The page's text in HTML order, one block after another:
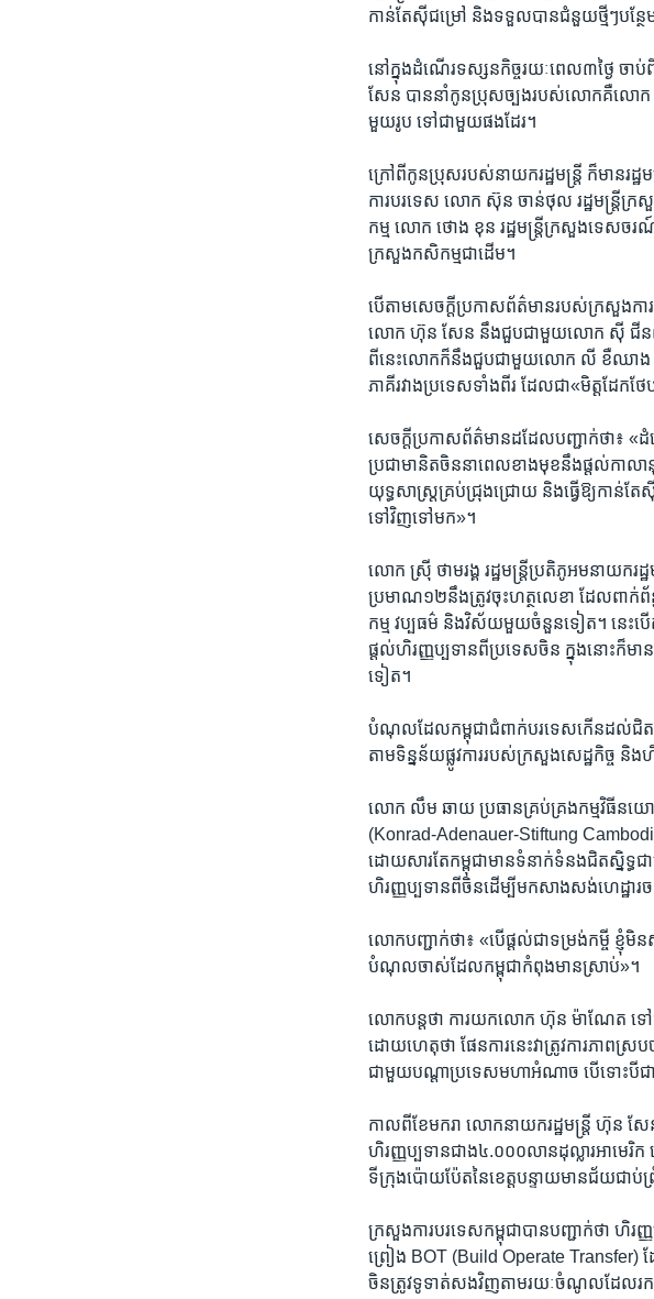
កាន់​តែ​ស៊ី​ជម្រៅ ​និងទទួល​បានជំនួយ​ថ្មីៗ​បន្
នៅ​ក្នុង​ដំណើរ​ទស្សន​កិច្ច​រយៈ​ពេល​៣​ថ្ងៃ ​ចាប់​
សែន ​បាន​នាំ​កូន​ប្រុស​ច្បង​របស់​លោក​គឺ​លោក
មួយ​រូប ​ទៅ​ជាមួយ​ផង​ដែរ។​
ក្រៅ​ពី​កូន​ប្រុស​របស់​នាយក​រដ្ឋមន្រ្តី ​ក៏​មាន​រដ្
ការ​បរទេស លោក ​ស៊ុន ចាន់ថុល ​រដ្ឋមន្ត្រី​ក្
កម្ម​ លោក ​ថោង ខុន ​រដ្ឋមន្ត្រី​ក្រសួង​ទេសចរ
ក្រសួង​កសិកម្ម​ជាដើម។​
បើ​តាម​សេចក្តី​ប្រកាស​ព័ត៌មាន​របស់​ក្រសួង​ការ​
លោក​ ហ៊ុន សែន​ នឹង​ជួប​ជាមួយ​លោក ​ស៊ី ជីនពី
ពីនេះ​លោក​ក៏​នឹង​ជួប​ជាមួយ​លោក ​លី ខឺឈាង​ នា
ភាគី​រវាង​ប្រទេស​ទាំង​ពីរ ​ដែល​ជា​«មិត្ត​ដែក​ថែ
សេចក្តី​ប្រកាស​ព័ត៌មាន​ដដែល​បញ្ជាក់​ថា៖​ «ដំ
ប្រជាមានិត​ចិន​នា​ពេល​ខាង​មុខ​នឹ​ងផ្តល់​កាលា​នុ
យុទ្ធ​សាស្ត្រ​គ្រប់​ជ្រុង​ជ្រោយ ​និង​ធ្វើ​ឱ្យ​កាន់​
ទៅ​វិញ​ទៅ​មក»។​
លោក ស្រ៊ី ថាមរង្គ​ រដ្ឋមន្ត្រី​ប្រតិភូ​អម​នាយក​
ប្រមាណ​១២​នឹង​ត្រូវ​ចុះ​ហត្ថលេខា ​ដែល​ពាក់​ព័
កម្ម ​វប្ប​ធម៌ ​និង​វិស័យ​មួយ​ចំនួន​ទៀត។ ​នេះ​បើ​
ផ្ដល់​ហិរញ្ញ​ប្បទាន​ពី​ប្រទេស​ចិន ​ក្នុង​នោះ​ក៏​
ទៀត។​
បំណុល​ដែល​កម្ពុជា​ជំពាក់​បរទេស​កើន​ដល់​ជិត​
តាម​ទិន្នន័យ​ផ្លូវ​ការ​របស់​ក្រសួង​សេដ្ឋកិច្ច ​និង​
លោក​ លឹម ឆាយ ​ប្រធាន​គ្រប់​គ្រង​កម្ម​វិធី​នយ
(Konrad-Adenauer-Stiftung
ដោយ​សារ​តែ​កម្ពុជា​មាន​ទំនាក់​ទំនង​ជិត​ស្និទ្ធ​
ហិរញ្ញ​ប្បទានពី​ចិន​ដើម្បី​មក​សាង​សង់​ហេដ្ឋារ​ច
លោក​បញ្ជាក់​ថា៖ ​«បើ​ផ្ដល់​ជា​ទម្រង់​កម្ចី ​ខ្
បំណុល​ចាស់​ដែល​កម្ពុជា​កំពុង​មាន​ស្រាប់»។​
លោក​បន្ត​ថា ការ​យក​លោក ​ហ៊ុន ម៉ាណែត​ ទៅ​ជា
ដោយ​ហេតុ​ថា ​ផែន​ការ​នេះ​វា​ត្រូវ​ការ​ភាព​ស្
ជាមួយ​បណ្តា​ប្រទេស​មហា​អំណាច ​បើ​ទោះ​បីជា​
កាល​ពី​ខែ​មករា ​លោក​នាយក​រដ្ឋមន្រ្តី​ ហ៊ុន
ហិរញ្ញ​ប្បទាន​ជាង​៤.០០០​លាន​ដុល្លារ​អាមេរិ
ទីក្រុង​ប៉ោយប៉ែត​នៃ​ខេត្ត​បន្ទាយ​មានជ័​យ​ជា
ក្រសួង​ការ​បរទេស​កម្ពុជា​បាន​បញ្ជាក់​ថា​ ​ហិរញ្
ព្រៀង​ BOT​ (Build Operate Transfer)
ចិន​ត្រូវ​ទូទាត់​សង​វិញ​តាម​រយៈ​ចំណូល​ដែល​រក​